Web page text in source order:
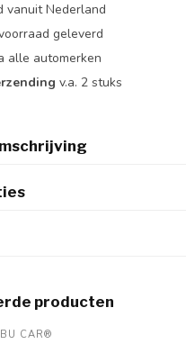
vanuit Nederland
geleverd
alle automerken
v.a. 2 stuks
producten
CAR®